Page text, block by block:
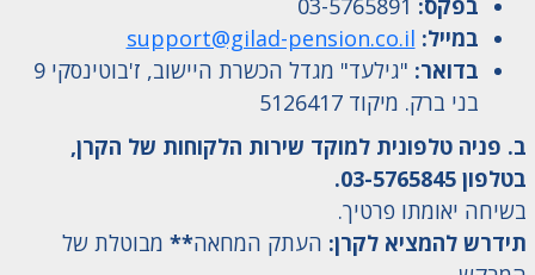
בפקס:
במייל: support@gilad-pension.co.il
בדואר:
"גילעד" מגדל הכשרת היישוב, ז'בוטינסקי 9
בני ברק. מיקוד 5126417
ב. פניה טלפונית למוקד שירות הלקוחות של הקרן,
בטלפון 03-5765845.
בשיחה יאומתו פרטיך.
תידרש להמציא לקרן: העתק המחאה** מבוטלת של